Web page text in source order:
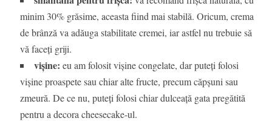
minim 30% grăsime, aceasta fiind mai stabilă. Oricum, crema
de brânză va adăuga stabilitate cremei, iar astfel nu trebuie să
vă faceți griji.
vișine: eu am folosit vișine congelate, dar puteți folosi
vișine proaspete sau chiar alte fructe, precum căpșuni sau
zmeură. De ce nu, puteți folosi chiar dulceață gata pregătită
pentru a decora cheesecake-ul.